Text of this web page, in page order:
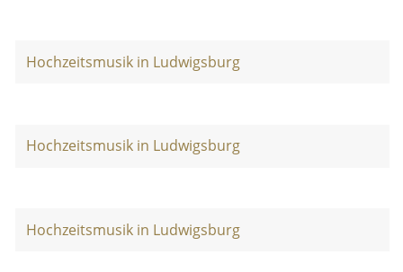
Hochzeitsmusik in Ludwigsburg
Hochzeitsmusik in Ludwigsburg
Hochzeitsmusik in Ludwigsburg